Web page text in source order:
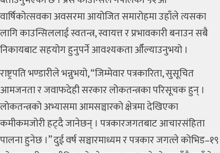
वार्षिकोत्सवका अवसरमा आयोजित समारोहमा उहाँले त्यसका
लागि काउन्सिललाई स्वतन्त्र, स्वायत्त र प्रभावकारी बनाउन सबै
निकायबाट सहयोग हुनुपर्ने आवश्यकता औँल्याउनुभयो ।
राष्ट्रपति भण्डारीले भन्नुभयो, “जिम्मेवार पत्रकारिता, सुसूचित
आमजनता र जवाफदेही सरकार लोकतन्त्रका परिसूचक हुन् ।
लोकतन्त्रको अभ्यासमा आमसञ्चारको क्षेत्रमा देखिएका
कमीकमजोरी हट्दै जानेछन् । पत्रकारजगतबाट आचारसंहिता
पालना हुनेछ ।” दुई वर्ष सञ्चारमाध्यम र पत्रकार जगत्ले कोभिड–१९